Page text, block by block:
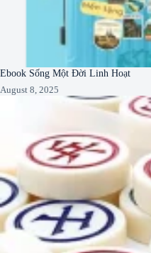
Ebook Sống Một Đời Linh Hoạt
August 8, 2025